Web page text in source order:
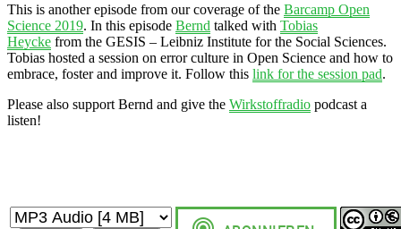
This is another episode from our coverage of the Barcamp Open
Science 2019. In this episode Bernd talked with Tobias
Heycke from the GESIS – Leibniz Institute for the Social Sciences.
Tobias hosted a session on error culture in Open Science and how to
embrace, foster and improve it. Follow this link for the session pad.
Please also support Bernd and give the Wirkstoffradio podcast a
listen!